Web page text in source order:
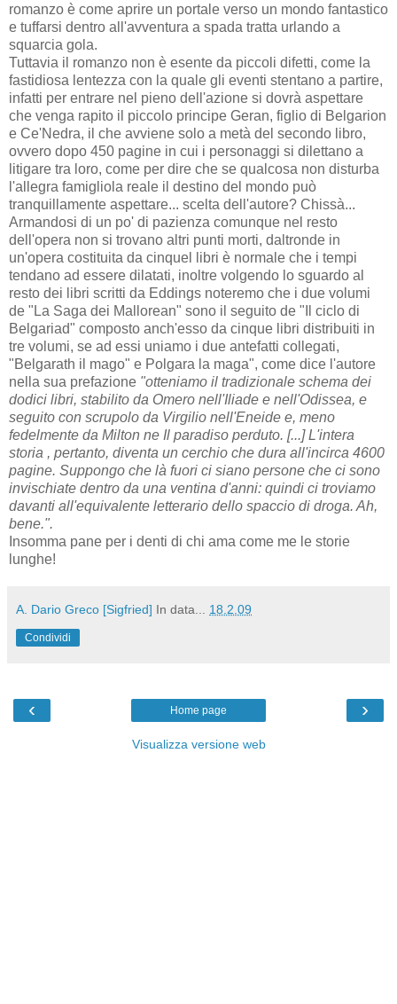
romanzo è come aprire un portale verso un mondo fantastico
e tuffarsi dentro all'avventura a spada tratta urlando a
squarcia gola.
Tuttavia il romanzo non è esente da piccoli difetti, come la
fastidiosa lentezza con la quale gli eventi stentano a partire,
infatti per entrare nel pieno dell'azione si dovrà aspettare
che venga rapito il piccolo principe Geran, figlio di Belgarion
e Ce'Nedra, il che avviene solo a metà del secondo libro,
ovvero dopo 450 pagine in cui i personaggi si dilettano a
litigare tra loro, come per dire che se qualcosa non disturba
l'allegra famigliola reale il destino del mondo può
tranquillamente aspettare... scelta dell'autore? Chissà...
Armandosi di un po' di pazienza comunque nel resto
dell'opera non si trovano altri punti morti, daltronde in
un'opera costituita da cinquel libri è normale che i tempi
tendano ad essere dilatati, inoltre volgendo lo sguardo al
resto dei libri scritti da Eddings noteremo che i due volumi
de "La Saga dei Mallorean" sono il seguito de "Il ciclo di
Belgariad" composto anch'esso da cinque libri distribuiti in
tre volumi, se ad essi uniamo i due antefatti collegati,
"Belgarath il mago" e Polgara la maga", come dice l'autore
nella sua prefazione "otteniamo il tradizionale schema dei
dodici libri, stabilito da Omero nell'Iliade e nell'Odissea, e
seguito con scrupolo da Virgilio nell'Eneide e, meno
fedelmente da Milton ne Il paradiso perduto. [...] L'intera
storia , pertanto, diventa un cerchio che dura all'incirca 4600
pagine. Suppongo che là fuori ci siano persone che ci sono
invischiate dentro da una ventina d'anni: quindi ci troviamo
davanti all'equivalente letterario dello spaccio di droga. Ah,
bene.".
Insomma pane per i denti di chi ama come me le storie
lunghe!
A. Dario Greco [Sigfried] In data... 18.2.09
Condividi
‹ ›
Home page
Visualizza versione web